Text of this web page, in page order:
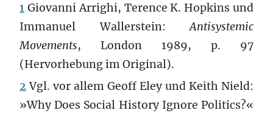
1 Giovanni Arrighi, Terence K. Hopkins und
Immanuel Wallerstein:Antisystemic
Movements, London 1989, p. 97
(Hervorhebung im Original).
2 Vgl. vor allem Geoff Eley und Keith Nield:
»Why Does Social History Ignore Politics?«